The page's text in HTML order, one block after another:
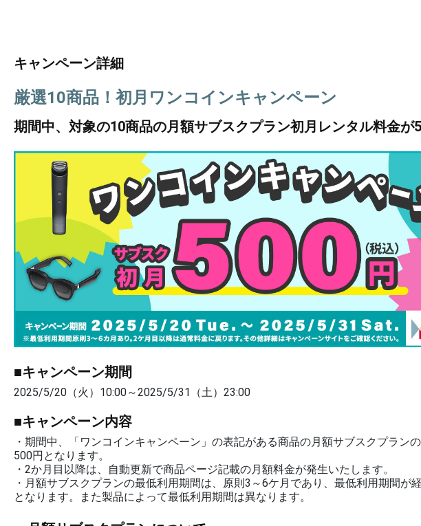
キャンペーン詳細
厳選10商品！初月ワンコインキャンペーン
期間中、対象の10商品の月額サブスクプラン初月レンタル料金が
■キャンペーン期間
2025/5/20（火）10:00～2025/5/31（土）23:00
■キャンペーン内容
・期間中、「ワンコインキャンペーン」の表記がある商品の月額サブスクプラン
500円となります。
・2か月目以降は、自動更新で商品ページ記載の月額料金が発生いたします。
・月額サブスクプランの最低利用期間は、原則3～6ケ月であり、最低利用期間が
となります。また製品によって最低利用期間は異なります。